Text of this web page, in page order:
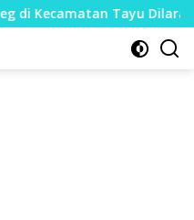
Tayu Dilarang